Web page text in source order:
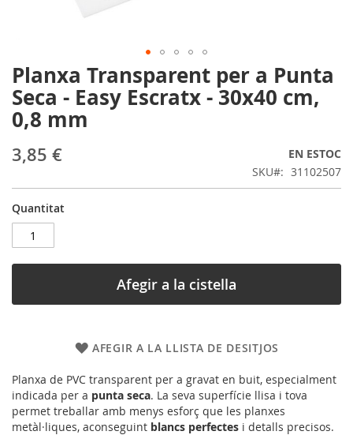
Planxa Transparent per a Punta
Seca - Easy Escratx - 30x40 cm,
0,8 mm
3,85 €
EN ESTOC
SKU
31102507
Quantitat
Afegir a la cistella
AFEGIR A LA LLISTA DE DESITJOS
Planxa de PVC transparent per a gravat en buit, especialment
indicada per a punta seca. La seva superfície llisa i tova
permet treballar amb menys esforç que les planxes
metàl·liques, aconseguint blancs perfectes i detalls precisos.
Skip
to
the
beginning
the
images